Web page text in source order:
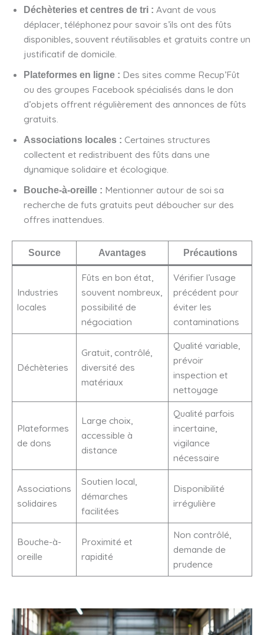
Déchèteries et centres de tri : Avant de vous
déplacer, téléphonez pour savoir s’ils ont des fûts
disponibles, souvent réutilisables et gratuits contre un
justificatif de domicile.
Plateformes en ligne : Des sites comme Recup’Fût
ou des groupes Facebook spécialisés dans le don
d’objets offrent régulièrement des annonces de fûts
gratuits.
Associations locales : Certaines structures
collectent et redistribuent des fûts dans une
dynamique solidaire et écologique.
Bouche-à-oreille : Mentionner autour de soi sa
recherche de futs gratuits peut déboucher sur des
offres inattendues.
Source Avantages Précautions
Industries
locales
Fûts en bon état,
souvent nombreux,
possibilité de
négociation
Vérifier l’usage
précédent pour
éviter les
contaminations
Déchèteries
Gratuit, contrôlé,
diversité des
matériaux
Qualité variable,
prévoir
inspection et
nettoyage
Plateformes
de dons
Large choix,
accessible à
distance
Qualité parfois
incertaine,
vigilance
nécessaire
Associations
solidaires
Soutien local,
démarches
facilitées
Disponibilité
irrégulière
Bouche-à-
oreille
Proximité et
rapidité
Non contrôlé,
demande de
prudence